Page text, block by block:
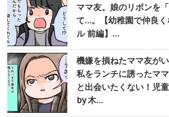
ママ友。娘のリボンを
て…。【幼稚園で仲良
ル 前編】…
機嫌を損ねたママ友が
私をランチに誘ったマ
と出会いたくない！児
by 木…